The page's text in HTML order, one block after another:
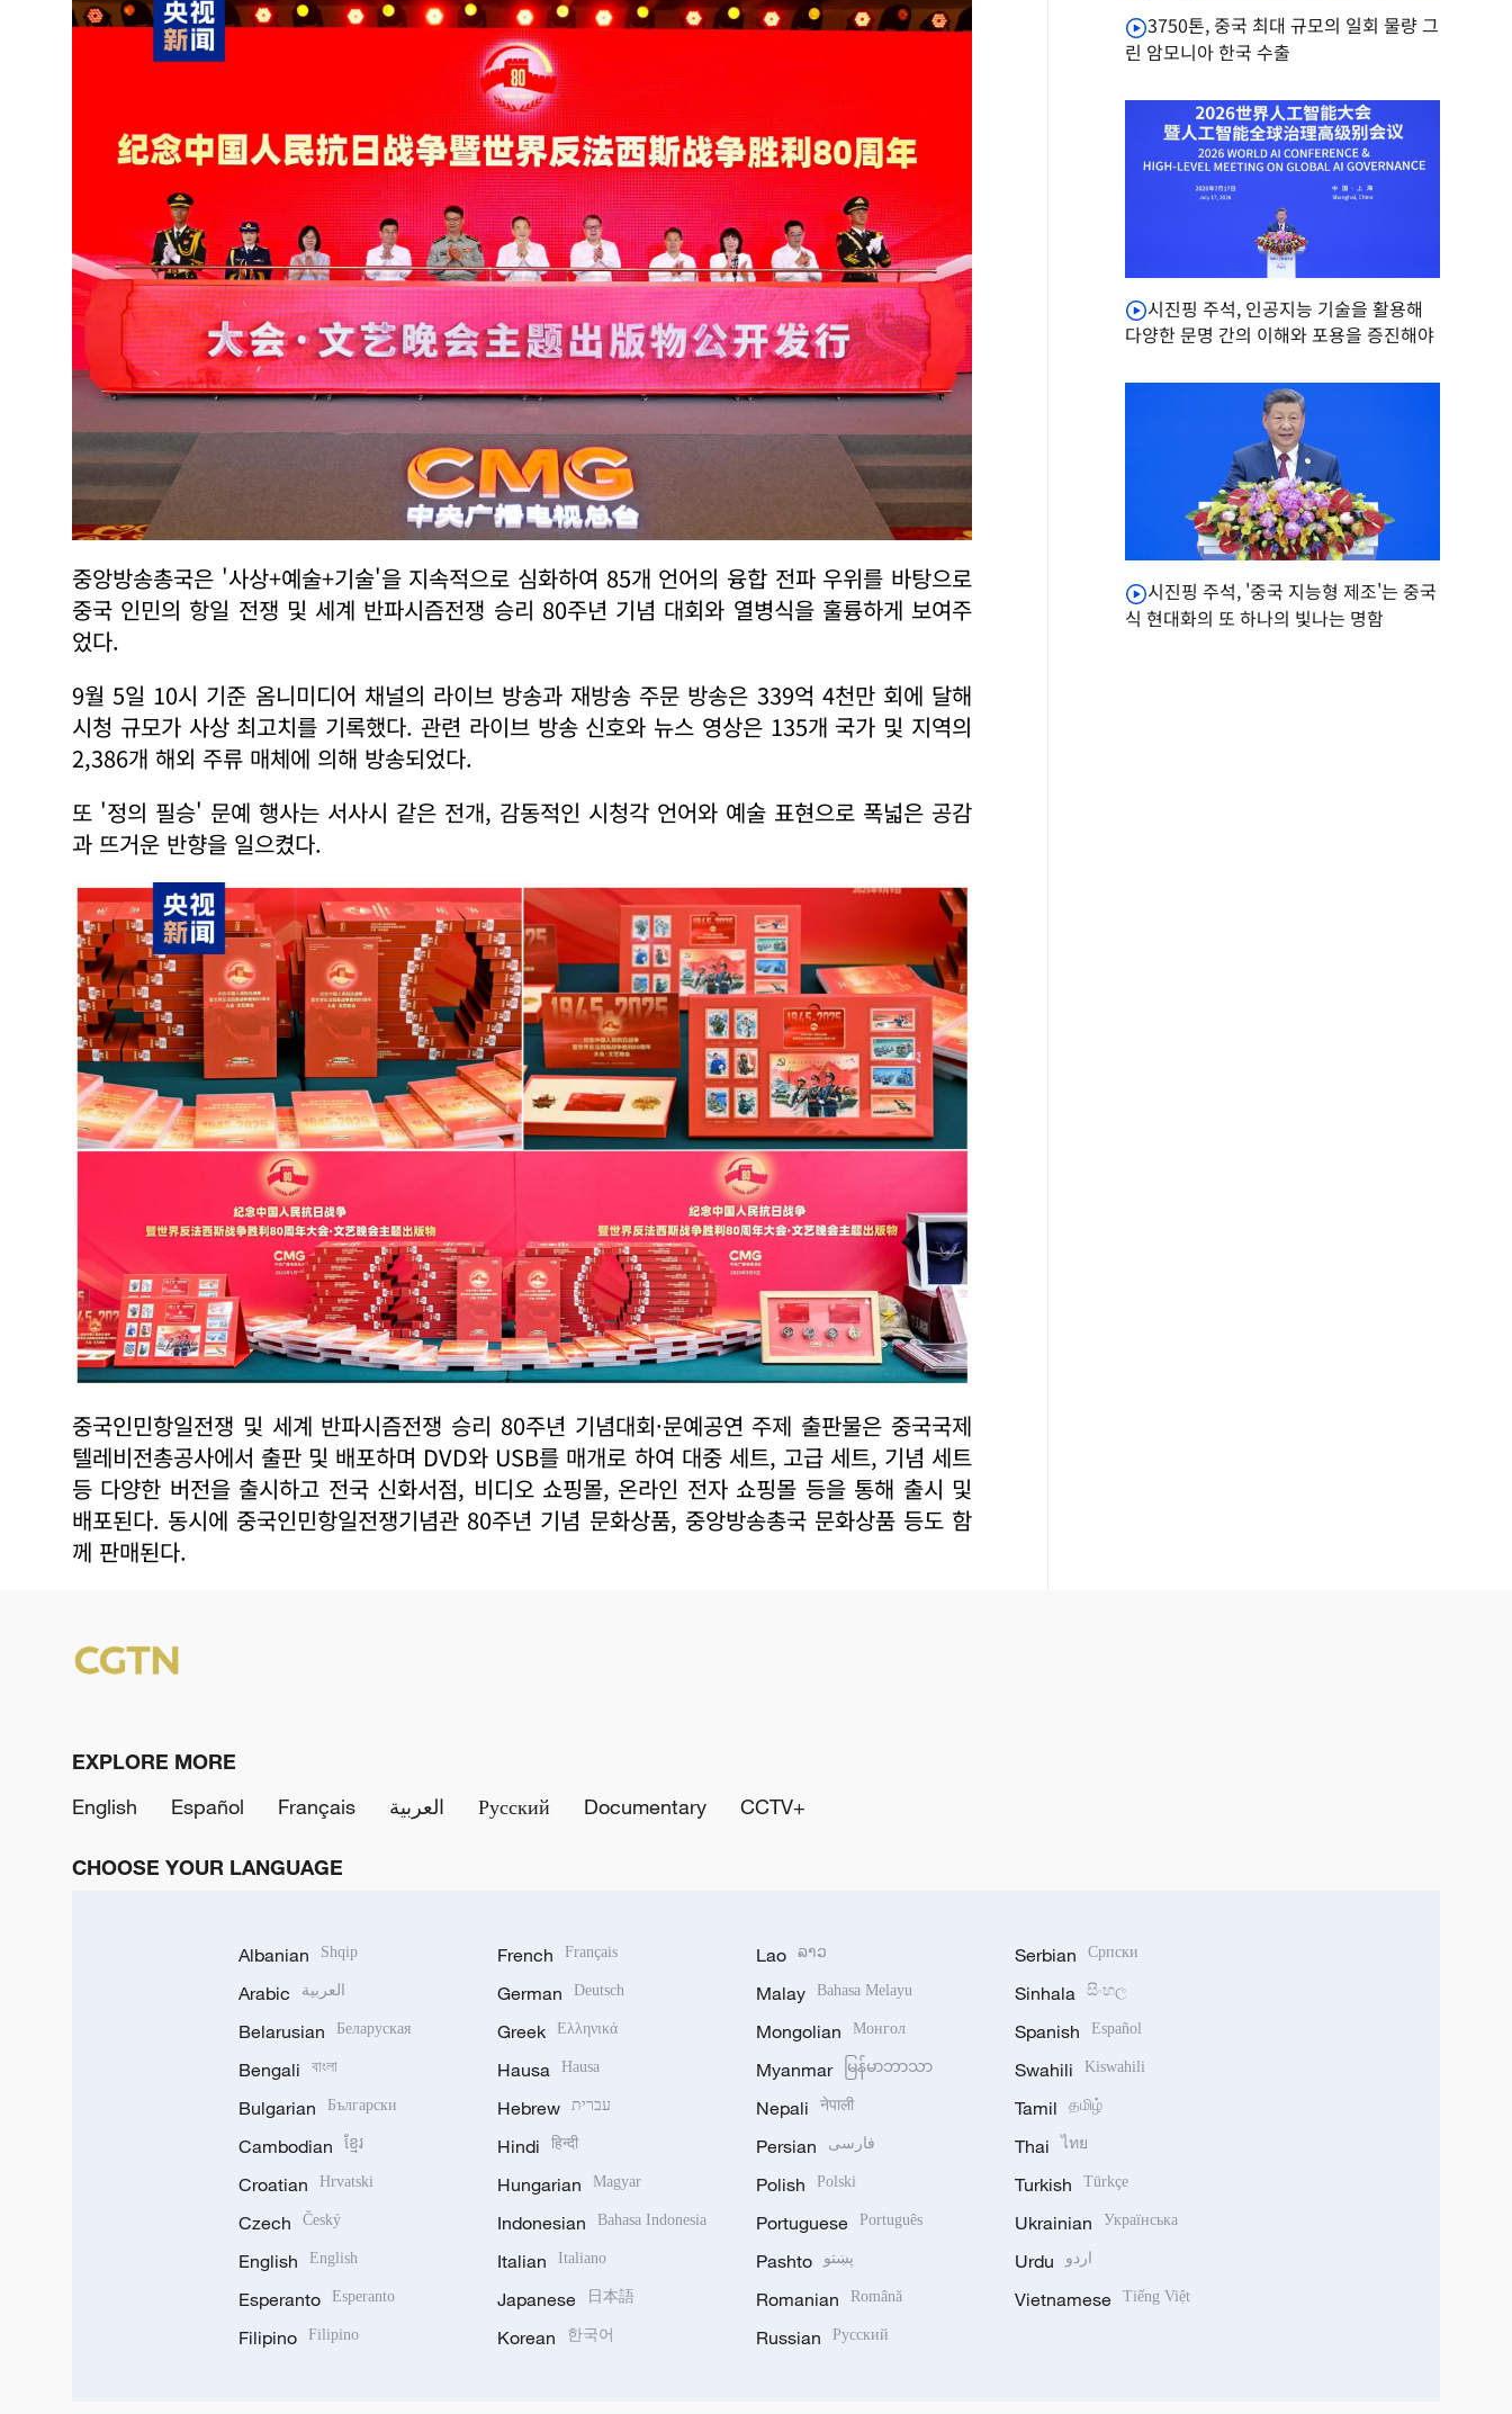
중앙방송총국은 '사상+예술+기술'을 지속적으로 심화하여 85개 언어의 융합 전파 우위를 바탕으로
중국 인민의 항일 전쟁 및 세계 반파시즘전쟁 승리 80주년 기념 대회와 열병식을 훌륭하게 보여주
었다.
9월 5일 10시 기준 옴니미디어 채널의 라이브 방송과 재방송 주문 방송은 339억 4천만 회에 달해
시청 규모가 사상 최고치를 기록했다. 관련 라이브 방송 신호와 뉴스 영상은 135개 국가 및 지역의
2,386개 해외 주류 매체에 의해 방송되었다.
또 '정의 필승' 문예 행사는 서사시 같은 전개, 감동적인 시청각 언어와 예술 표현으로 폭넓은 공감
과 뜨거운 반향을 일으켰다.
중국인민항일전쟁 및 세계 반파시즘전쟁 승리 80주년 기념대회·문예공연 주제 출판물은 중국국제
텔레비전총공사에서 출판 및 배포하며 DVD와 USB를 매개로 하여 대중 세트, 고급 세트, 기념 세트
등 다양한 버전을 출시하고 전국 신화서점, 비디오 쇼핑몰, 온라인 전자 쇼핑몰 등을 통해 출시 및
배포된다. 동시에 중국인민항일전쟁기념관 80주년 기념 문화상품, 중앙방송총국 문화상품 등도 함
께 판매된다.
3750톤, 중국 최대 규모의 일회 물량 그
린 암모니아 한국 수출
시진핑 주석, 인공지능 기술을 활용해
다양한 문명 간의 이해와 포용을 증진해야
시진핑 주석, '중국 지능형 제조'는 중국
식 현대화의 또 하나의 빛나는 명함
EXPLORE MORE
English
Español Français العربية Русский Documentary CCTV+
CHOOSE YOUR LANGUAGE
Albanian Shqip
Arabic العربية
Belarusian Беларуская
Bengali বাংলা
Bulgarian Български
Cambodian ខ្មែរ
Croatian Hrvatski
Czech Český
English English
Esperanto Esperanto
Filipino Filipino
French Français
German Deutsch
Greek Ελληνικά
Hausa Hausa
Hebrew עברית
Hindi हिन्दी
Hungarian Magyar
Indonesian Bahasa Indonesia
Italian Italiano
Japanese 日本語
Korean 한국어
Lao ລາວ
Malay Bahasa Melayu
Mongolian Монгол
Myanmar မြန်မာဘာသာ
Nepali नेपाली
Persian فارسی
Polish Polski
Portuguese Português
Pashto پښتو
Romanian Română
Russian Русский
Serbian Српски
Sinhala සිංහල
Spanish Español
Swahili Kiswahili
Tamil தமிழ்
Thai ไทย
Turkish Türkçe
Ukrainian Українська
Urdu اردو
Vietnamese Tiếng Việt